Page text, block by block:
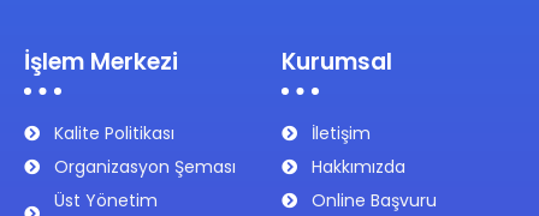
İşlem Merkezi
Kalite Politikası
Organizasyon Şeması
Üst Yönetim
Kurumsal
İletişim
Hakkımızda
Online Başvuru